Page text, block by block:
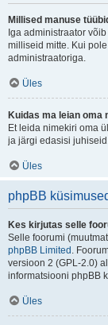
Millised manuse
Iga administraator
milliseid mitte. Kui
administraatoriga.
Üles
Kuidas ma leian oma
Et leida nimekiri oma
ja järgi edasisi
Üles
phpBB
Kes kirjutas selle
Selle foorumi
phpBB Limited .
versioon 2 (GPL-2.0)
informatsiooni phpBB
Üles